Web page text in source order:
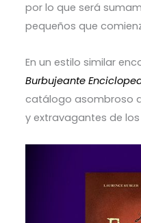
por lo que será
pequeños que
En un estilo similar
Burbujeante
catálogo asombroso
y extravagantes de